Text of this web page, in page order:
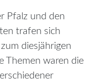
Pfalz und den
trafen sich
diesjährigen
Themen waren die